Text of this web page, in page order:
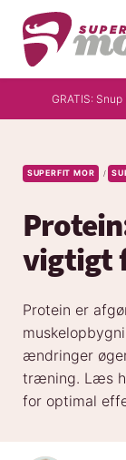
GRATIS:
SUPERFIT MOR /
vigtigt
Protein er
ændringer
træning. Læs
for optimal